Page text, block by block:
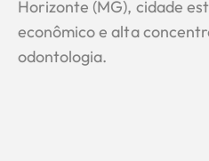
Horizonte (MG), cidade
econômico e alta
odontologia.